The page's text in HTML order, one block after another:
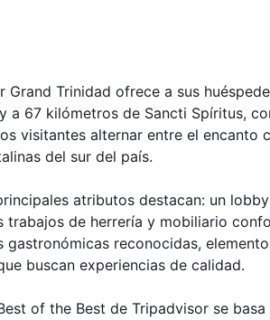
Grand Trinidad ofrece a sus
a 67 kilómetros de Sancti Spíritus,
visitantes alternar entre el encanto
del sur del país.
atributos destacan: un
trabajos de herrería y mobiliario
gastronómicas reconocidas,
buscan experiencias de calidad.
of the Best de Tripadvisor se